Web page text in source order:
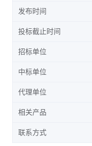
发布时间
投标截止时间
招标单位
中标单位
代理单位
相关产品
联系方式